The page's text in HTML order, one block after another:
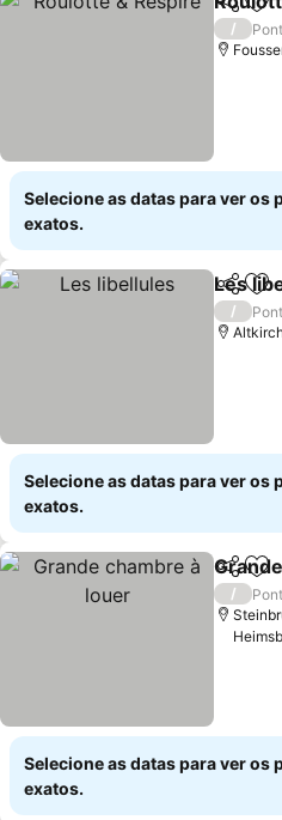
/
Selecione as datas para ver os
exatos.
Les
/
Selecione as datas para ver os
exatos.
Partilhar
/
Selecione as datas para ver os
exatos.